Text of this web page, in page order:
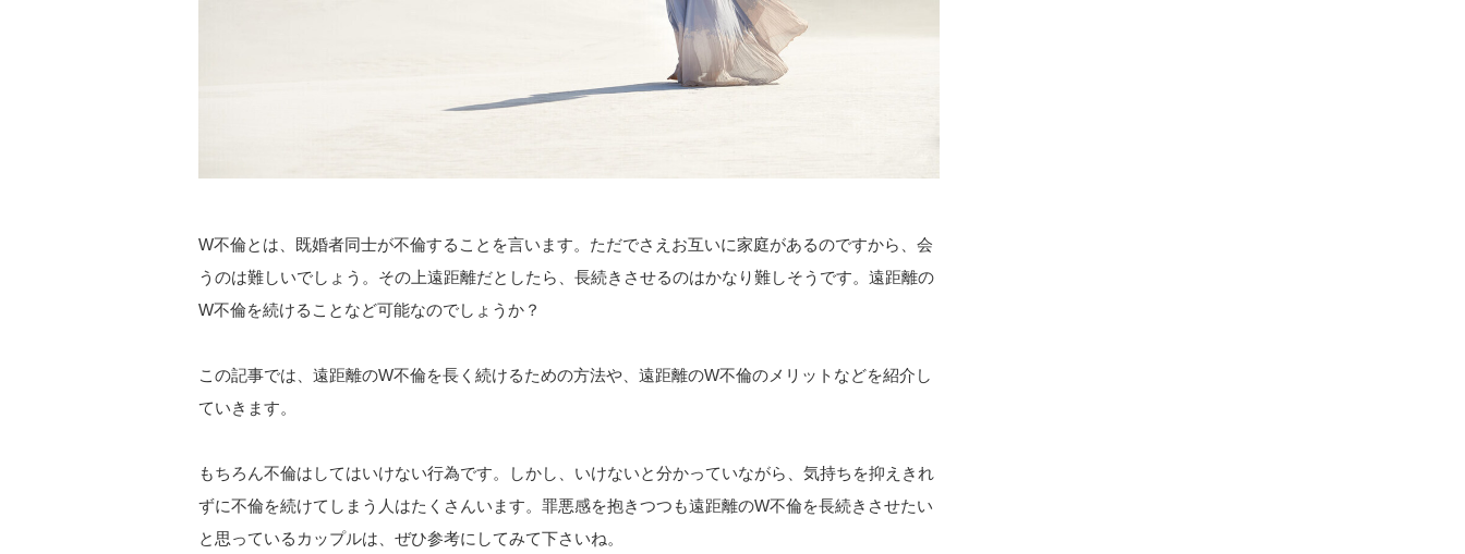
W不倫とは、既婚者同士が不倫することを言います。ただでさえお互いに家庭があるのですから、会
うのは難しいでしょう。その上遠距離だとしたら、長続きさせるのはかなり難しそうです。遠距離の
W不倫を続けることなど可能なのでしょうか？
この記事では、遠距離のW不倫を長く続けるための方法や、遠距離のW不倫のメリットなどを紹介し
ていきます。
もちろん不倫はしてはいけない行為です。しかし、いけないと分かっていながら、気持ちを抑えきれ
ずに不倫を続けてしまう人はたくさんいます。罪悪感を抱きつつも遠距離のW不倫を長続きさせたい
と思っているカップルは、ぜひ参考にしてみて下さいね。